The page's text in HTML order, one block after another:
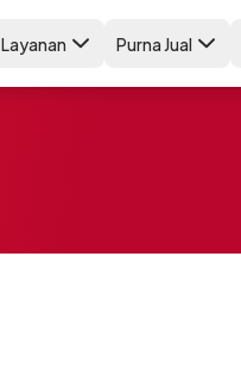
Layanan Purna Jual